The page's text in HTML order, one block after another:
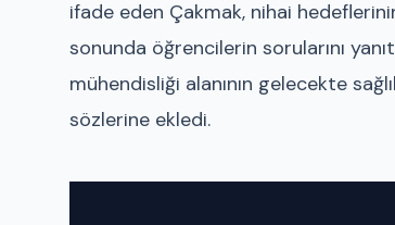
ifade eden Çakmak, nihai
sonunda öğrencilerin sorularını
mühendisliği alanının gelecekte
sözlerine ekledi.